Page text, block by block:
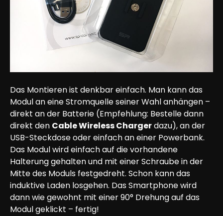
Das Montieren ist denkbar einfach. Man kann das
Modul an eine Stromquelle seiner Wahl anhängen –
direkt an der Batterie (Empfehlung: Bestelle dann
direkt den Cable Wireless Charger dazu), an der
USB-Steckdose oder einfach an einer Powerbank.
Das Modul wird einfach auf die vorhandene
Halterung gehalten und mit einer Schraube in der
Mitte des Moduls festgedreht. Schon kann das
induktive Laden losgehen. Das Smartphone wird
dann wie gewohnt mit einer 90° Drehung auf das
Modul geklickt – fertig!